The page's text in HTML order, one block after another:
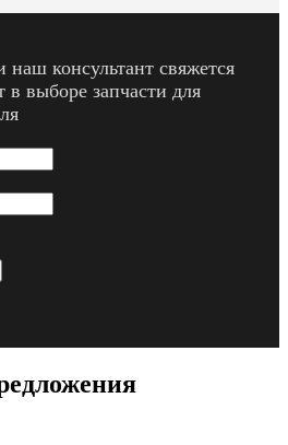
наш консультант свяжется
выборе запчасти для